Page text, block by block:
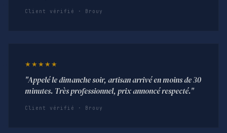
Client vérifié · Brouy
★★★★★
"Appelé le dimanche soir, artisan arrivé en moins de 30
minutes. Très professionnel, prix annoncé respecté."
Client vérifié · Brouy